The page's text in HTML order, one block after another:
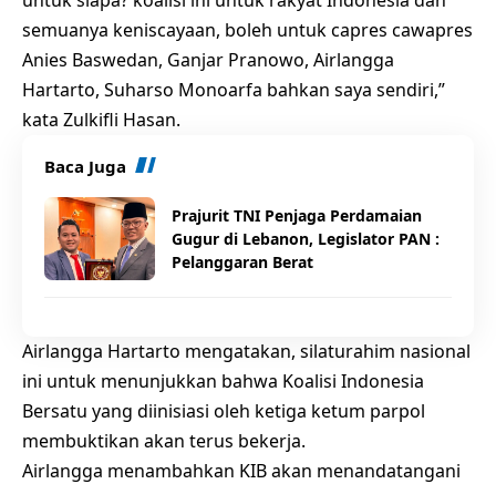
semuanya keniscayaan, boleh untuk capres cawapres
Anies Baswedan, Ganjar Pranowo, Airlangga
Hartarto, Suharso Monoarfa bahkan saya sendiri,”
kata Zulkifli Hasan.
Baca Juga
Prajurit TNI Penjaga Perdamaian
Gugur di Lebanon, Legislator PAN :
Pelanggaran Berat
Airlangga Hartarto mengatakan, silaturahim nasional
ini untuk menunjukkan bahwa Koalisi Indonesia
Bersatu yang diinisiasi oleh ketiga ketum parpol
membuktikan akan terus bekerja.
Airlangga menambahkan KIB akan menandatangani